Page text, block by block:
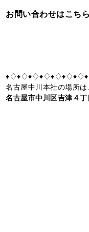
お問い合わせはこ
名古屋中川本社の場所は
名古屋市中川区吉津４